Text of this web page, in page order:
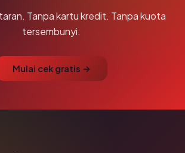
Tanpa kartu kredit. Tanpa kuota
tersembunyi.
Mulai cek gratis →